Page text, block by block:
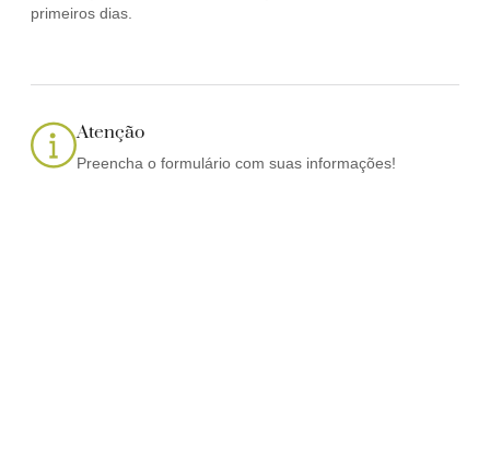
primeiros dias.
Atenção
Preencha o formulário com suas informações!